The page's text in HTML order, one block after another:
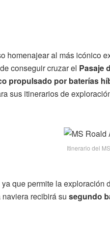
homenajear al más icónico
conseguir cruzar el Pasaje
propulsado por baterías
sus itinerarios de
Itinerario del
que permite la
recibirá su segundo